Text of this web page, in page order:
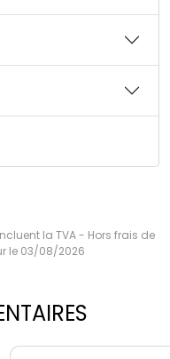
la TVA - Hors frais de
le 03/08/2026